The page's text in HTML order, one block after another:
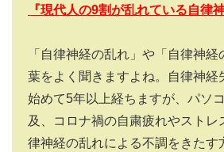
『現代人の9割が乱れている自律神
「自律神経の乱れ」や「自律神
葉をよく聞きますよね。自律神経
始めて5年以上経ちますが、パソ
及、コロナ禍の自粛疲れやストレ
律神経の乱れによる不調をきたす